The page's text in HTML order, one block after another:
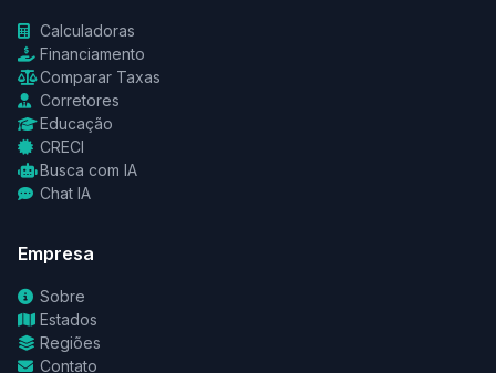
Calculadoras
Financiamento
Comparar Taxas
Corretores
Educação
CRECI
Busca com IA
Chat IA
Empresa
Sobre
Estados
Regiões
Contato